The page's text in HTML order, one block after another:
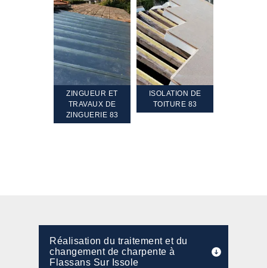
ZINGUEUR ET
TRAVAUX DE
ZINGUERIE 83
ISOLATION DE
TOITURE 83
Réalisation du traitement et du
changement de charpente à
Flassans Sur Issole